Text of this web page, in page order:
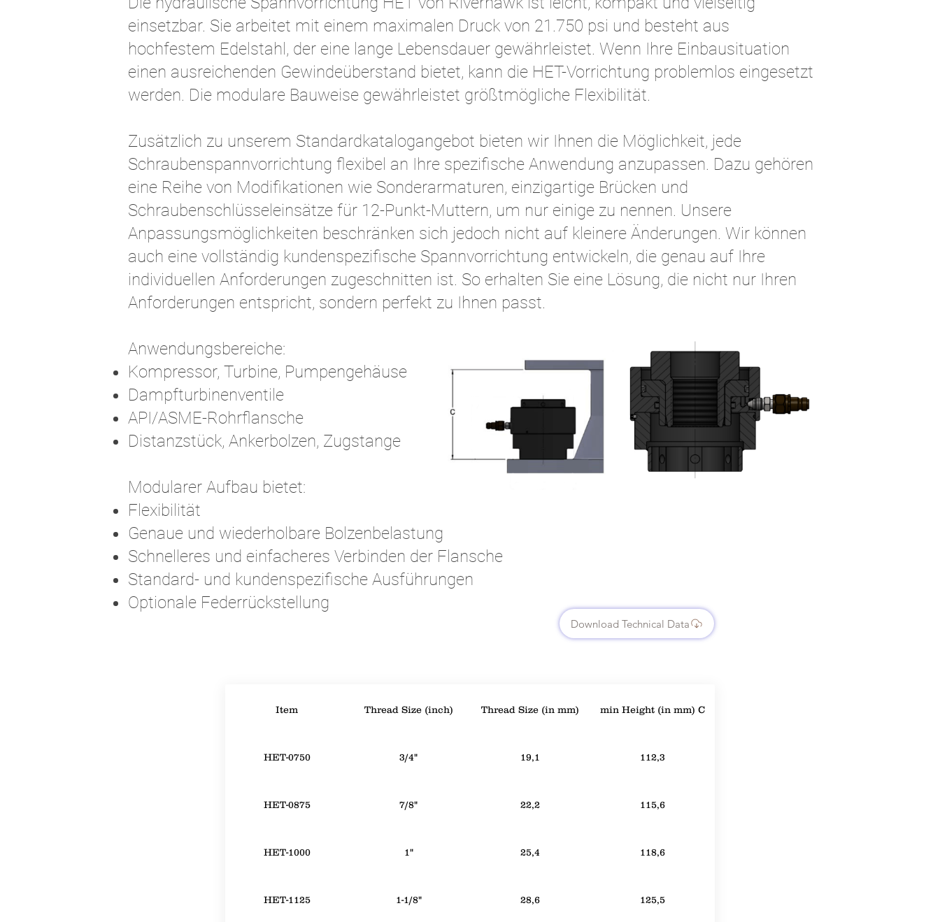
einsetzbar. Sie arbeitet mit einem maximalen Druck von 21.750 psi und besteht aus
hochfestem Edelstahl, der eine lange Lebensdauer gewährleistet. Wenn Ihre Einbausituation
einen ausreichenden Gewindeüberstand bietet, kann die HET-Vorrichtung problemlos eingesetzt
werden. Die modulare Bauweise gewährleistet größtmögliche Flexibilität.
Zusätzlich zu unserem Standardkatalogangebot bieten wir Ihnen die Möglichkeit, jede
Schraubenspannvorrichtung flexibel an Ihre spezifische Anwendung anzupassen. Dazu gehören
eine Reihe von Modifikationen wie Sonderarmaturen, einzigartige Brücken und
Schraubenschlüsseleinsätze für 12-Punkt-Muttern, um nur einige zu nennen. Unsere
Anpassungsmöglichkeiten beschränken sich jedoch nicht auf kleinere Änderungen. Wir können
auch eine vollständig kundenspezifische Spannvorrichtung entwickeln, die genau auf Ihre
individuellen Anforderungen zugeschnitten ist. So erhalten Sie eine Lösung, die nicht nur Ihren
Anforderungen entspricht, sondern perfekt zu Ihnen passt.
Anwendungsbereiche:
Kompressor, Turbine, Pumpengehäuse
Dampfturbinenventile
API/ASME-Rohrflansche
Distanzstück, Ankerbolzen, Zugstange
Modularer Aufbau bietet:
Flexibilität
Genaue und wiederholbare Bolzenbelastung
Schnelleres und einfacheres Verbinden der Flansche
Standard- und kundenspezifische Ausführungen
Optionale Federrückstellung
Download Technical Data
Item Thread Size (inch) Thread Size (in mm) min Height (in mm) C
HET-0750 3/4" 19,1 112,3
HET-0875 7/8" 22,2 115,6
HET-1000 1" 25,4 118,6
HET-1125 1-1/8" 28,6 125,5